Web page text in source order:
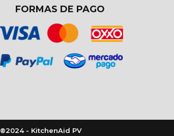
FORMAS DE PAGO
®2024 - KitchenAid PV